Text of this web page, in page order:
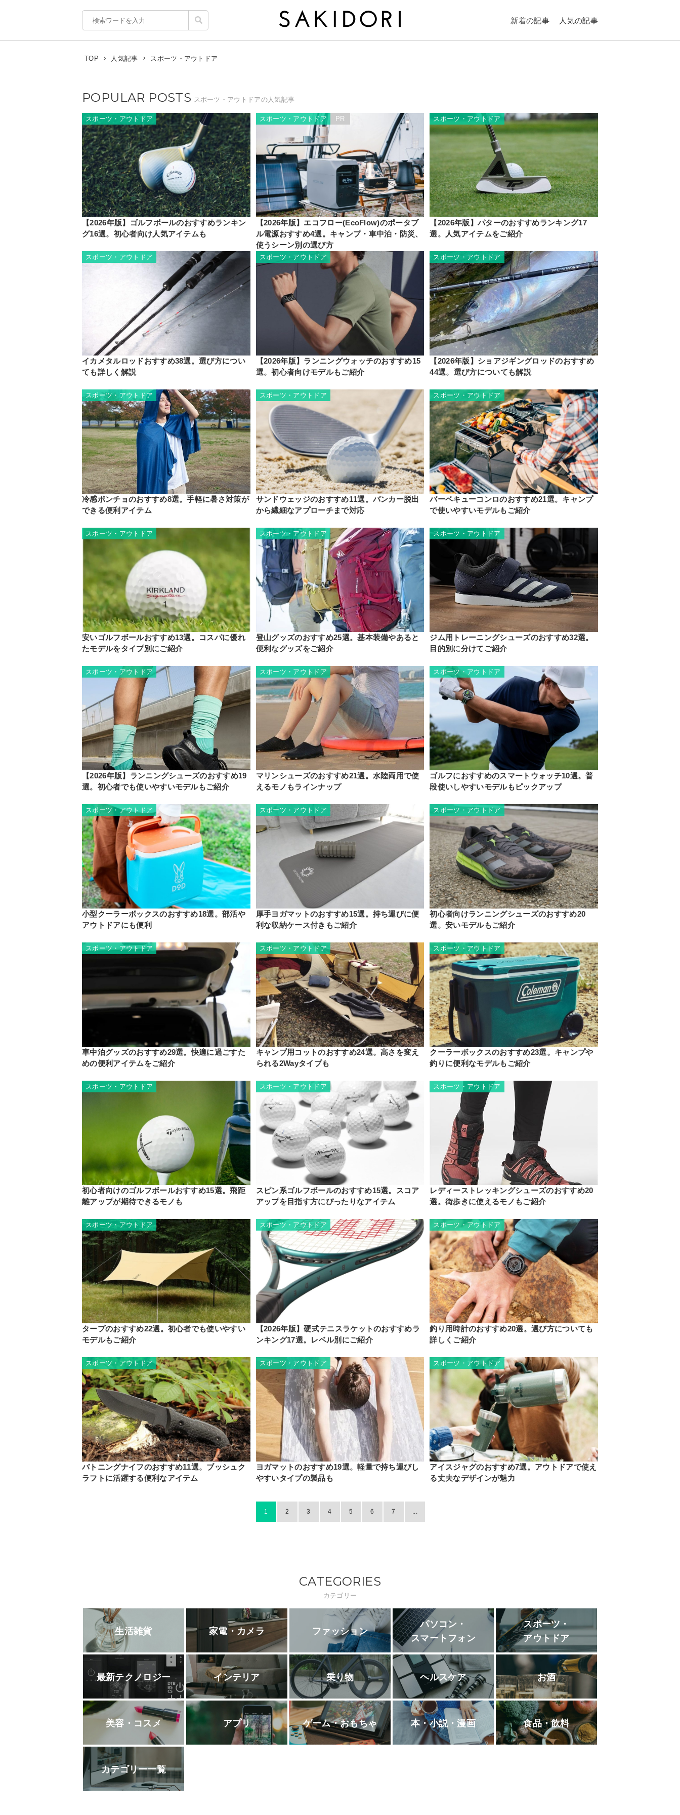
新着の記事 人気の記事
TOP 人気記事 スポーツ・アウトドア
POPULAR POSTS スポーツ・アウトドアの人気記事
スポーツ・アウトドア
【2026年版】ゴルフボールのおすすめランキン
グ16選。初心者向け人気アイテムも
スポーツ・アウトドア PR
【2026年版】エコフロー(EcoFlow)のポータブ
ル電源おすすめ4選。キャンプ・車中泊・防災、
使うシーン別の選び方
スポーツ・アウトドア
【2026年版】パターのおすすめランキング17
選。人気アイテムをご紹介
スポーツ・アウトドア
イカメタルロッドおすすめ38選。選び方につい
ても詳しく解説
スポーツ・アウトドア
【2026年版】ランニングウォッチのおすすめ15
選。初心者向けモデルもご紹介
スポーツ・アウトドア
【2026年版】ショアジギングロッドのおすすめ
44選。選び方についても解説
スポーツ・アウトドア
冷感ポンチョのおすすめ8選。手軽に暑さ対策が
できる便利アイテム
スポーツ・アウトドア
サンドウェッジのおすすめ11選。バンカー脱出
から繊細なアプローチまで対応
スポーツ・アウトドア
バーベキューコンロのおすすめ21選。キャンプ
で使いやすいモデルもご紹介
スポーツ・アウトドア
安いゴルフボールおすすめ13選。コスパに優れ
たモデルをタイプ別にご紹介
スポーツ・アウトドア
登山グッズのおすすめ25選。基本装備やあると
便利なグッズをご紹介
スポーツ・アウトドア
ジム用トレーニングシューズのおすすめ32選。
目的別に分けてご紹介
スポーツ・アウトドア
【2026年版】ランニングシューズのおすすめ19
選。初心者でも使いやすいモデルもご紹介
スポーツ・アウトドア
マリンシューズのおすすめ21選。水陸両用で使
えるモノもラインナップ
スポーツ・アウトドア
ゴルフにおすすめのスマートウォッチ10選。普
段使いしやすいモデルもピックアップ
スポーツ・アウトドア
小型クーラーボックスのおすすめ18選。部活や
アウトドアにも便利
スポーツ・アウトドア
厚手ヨガマットのおすすめ15選。持ち運びに便
利な収納ケース付きもご紹介
スポーツ・アウトドア
初心者向けランニングシューズのおすすめ20
選。安いモデルもご紹介
スポーツ・アウトドア
車中泊グッズのおすすめ29選。快適に過ごすた
めの便利アイテムをご紹介
スポーツ・アウトドア
キャンプ用コットのおすすめ24選。高さを変え
られる2Wayタイプも
スポーツ・アウトドア
クーラーボックスのおすすめ23選。キャンプや
釣りに便利なモデルもご紹介
スポーツ・アウトドア
初心者向けのゴルフボールおすすめ15選。飛距
離アップが期待できるモノも
スポーツ・アウトドア
スピン系ゴルフボールのおすすめ15選。スコア
アップを目指す方にぴったりなアイテム
スポーツ・アウトドア
レディーストレッキングシューズのおすすめ20
選。街歩きに使えるモノもご紹介
スポーツ・アウトドア
タープのおすすめ22選。初心者でも使いやすい
モデルもご紹介
スポーツ・アウトドア
【2026年版】硬式テニスラケットのおすすめラ
ンキング17選。レベル別にご紹介
スポーツ・アウトドア
釣り用時計のおすすめ20選。選び方についても
詳しくご紹介
スポーツ・アウトドア
バトニングナイフのおすすめ11選。ブッシュク
ラフトに活躍する便利なアイテム
スポーツ・アウトドア
ヨガマットのおすすめ19選。軽量で持ち運びし
やすいタイプの製品も
スポーツ・アウトドア
アイスジャグのおすすめ7選。アウトドアで使え
る丈夫なデザインが魅力
1 2 3 4 5 6 7 ...
CATEGORIES
カテゴリー
生活雑貨 家電・カメラ ファッション
パソコン・
スマートフォン
スポーツ・
アウトドア
最新テクノロジー インテリア 乗り物 ヘルスケア お酒
美容・コスメ アプリ ゲーム・おもちゃ 本・小説・漫画 食品・飲料
カテゴリー一覧